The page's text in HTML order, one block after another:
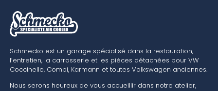
Schmecko est un garage spécialisé dans la restauration,
l’entretien, la carrosserie et les pièces détachées pour VW
Coccinelle, Combi, Karmann et toutes Volkswagen anciennes.
Nous serons heureux de vous accueillir dans notre atelier,